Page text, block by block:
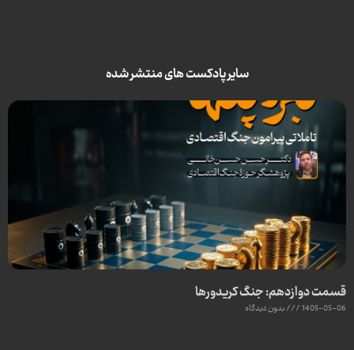
سایر پادکست های منتشر شده
قسمت دوازدهم: جنگ کریدورها
1405-05-06 بدون دیدگاه